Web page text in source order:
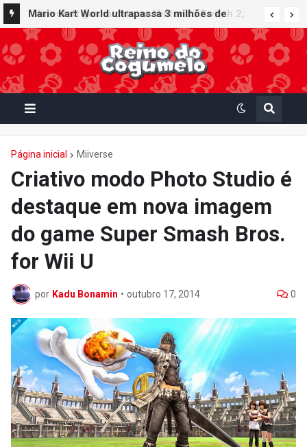
Mario Kart World ultrapassa 3 milhões de
unidades vendidas no Japão e figura no top 30
da Famitsu
Minecraft ganha data no Nintendo Switch 2;
Super Mario Mash-Up receberá atualização
gráfica exclusiva
Página inicial Miiverse
Criativo modo Photo Studio é
destaque em nova imagem
do game Super Smash Bros.
for Wii U
por Kadu Bonamin • outubro 17, 2014 0